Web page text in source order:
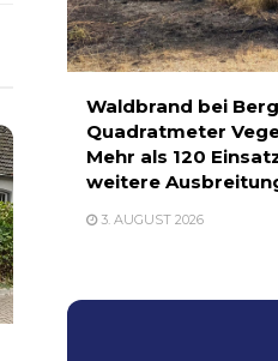
Waldbrand bei
Quadratmeter
Mehr als 120
weitere
3. AUGUST 2026